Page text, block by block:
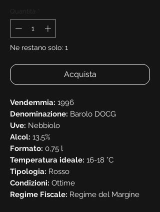
Ne restano solo: 1
Acquista
Vendemmia: 1996
Denominazione: Barolo DOCG
Uve: Nebbiolo
Alcol: 13,5%
Formato: 0,75 l
Temperatura ideale: 16-18 °C
Tipologia: Rosso
Condizioni: Ottime
Regime Fiscale: Regime del Margine